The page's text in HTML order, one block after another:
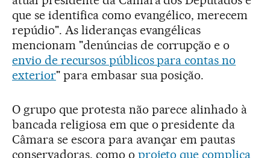
que se identifica como evangélico, merecem
repúdio". As lideranças evangélicas
mencionam "denúncias de corrupção e o
envio de recursos públicos para contas no
exterior" para embasar sua posição.
O grupo que protesta não parece alinhado à
bancada religiosa em que o presidente da
Câmara se escora para avançar em pautas
conservadoras, como o projeto que complica